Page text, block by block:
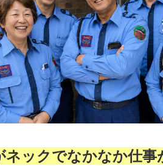
ネックでなかなか仕